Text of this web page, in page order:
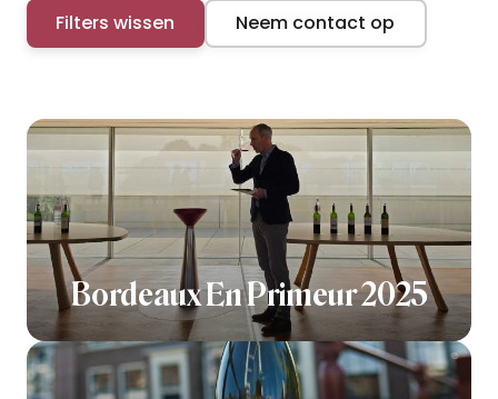
Filters wissen Neem contact op
Bordeaux En Primeur 2025